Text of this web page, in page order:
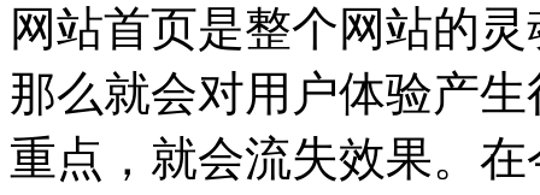
网站首页是整个网站的
那么就会对用户体验产
重点，就会流失效果。